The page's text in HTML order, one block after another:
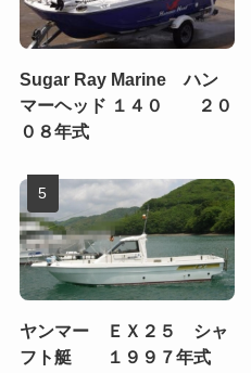
Sugar Ray Marine ハン
マーヘッド １４０ ２０
０８年式
ヤンマー ＥＸ２５ シャ
フト艇 １９９７年式